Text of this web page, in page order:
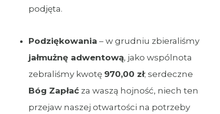
podjęta.
Podziękowania – w grudniu zbieraliśmy
jałmużnę adwentową, jako wspólnota
zebraliśmy kwotę 970,00 zł; serdeczne
Bóg Zapłać za waszą hojność, niech ten
przejaw naszej otwartości na potrzeby